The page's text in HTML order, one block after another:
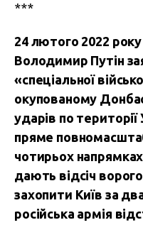
***
24 лютого 2022
Володимир Путін
«спеціальної
окупованому
ударів по території
пряме
чотирьох
дають відсіч
захопити Київ за
російська армія